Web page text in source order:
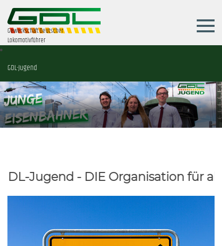
Gewerkschaft Deutscher
Lokomotivführer
GDL-Jugend
- DIE Organisation für alle